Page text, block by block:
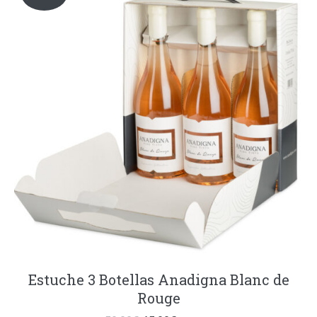
Estuche 3 Botellas Anadigna Blanc de
Rouge